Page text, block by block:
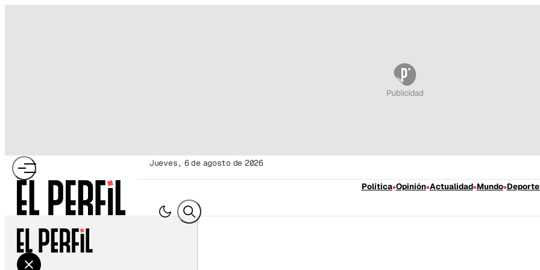
jueves, 6 de agosto de 2026
Política Opinión Actualidad Mundo